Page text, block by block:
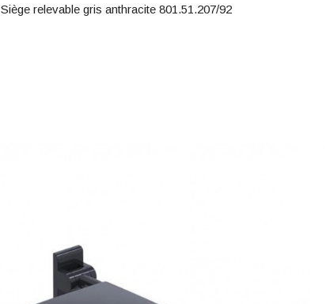
Siège relevable gris anthracite 801.51.207/92